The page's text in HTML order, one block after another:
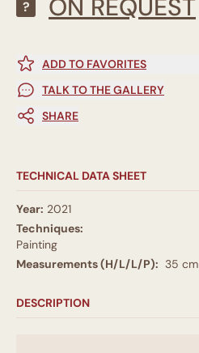
? ON REQUEST
ADD TO FAVORITES
TALK TO THE GALLERY
SHARE
TECHNICAL DATA SHEET
Year: 2021
Techniques:
Painting
Measurements (H/L/L/P): 35 cm
DESCRIPTION